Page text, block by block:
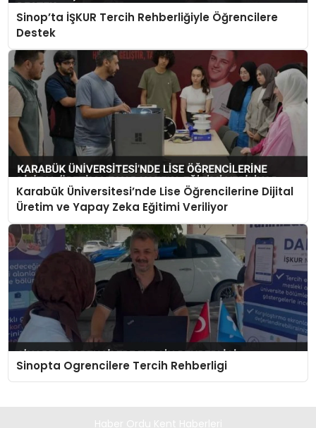
Sinop’ta İŞKUR Tercih Rehberliğiyle Öğrencilere
Destek
Karabük Üniversitesi’nde Lise Öğrencilerine Dijital
Üretim ve Yapay Zeka Eğitimi Veriliyor
Sinopta Ogrencilere Tercih Rehberligi